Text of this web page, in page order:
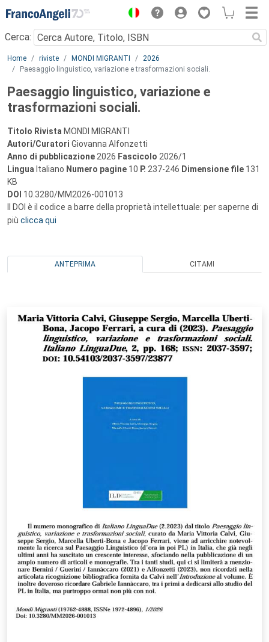
Menu
Cerca:
Main content
Home riviste MONDI MIGRANTI
2026
Paesaggio linguistico, variazione e trasformazioni sociali.
Paesaggio linguistico, variazione e
trasformazioni sociali.
Titolo Rivista MONDI MIGRANTI
Autori/Curatori Giovanna Alfonzetti
Anno di pubblicazione 2026 Fascicolo 2026/1
Lingua Italiano Numero pagine 10 P. 237-246 Dimensione file 131
KB
DOI 10.3280/MM2026-001013
Il DOI è il codice a barre della proprietà intellettuale: per saperne di
più clicca qui
ANTEPRIMA CITAMI